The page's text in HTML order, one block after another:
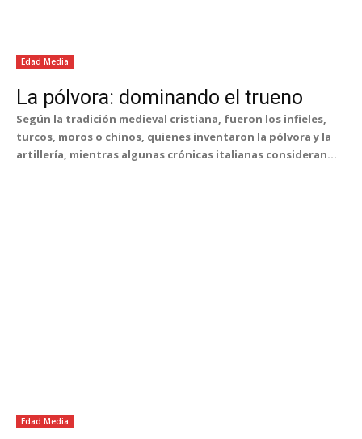
Edad Media
La pólvora: dominando el trueno
Según la tradición medieval cristiana, fueron los infieles,
turcos, moros o chinos, quienes inventaron la pólvora y la
artillería, mientras algunas crónicas italianas consideran...
Edad Media